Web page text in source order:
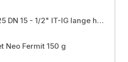
Kogelkraan PN 25 DN 15 - 1/2" IT-IG lange hendel zonder afvoer voor verwarming, bedrijfswater, grijs water, tuinwater Maat: 1/2 inch
Neo Fermit 150 g